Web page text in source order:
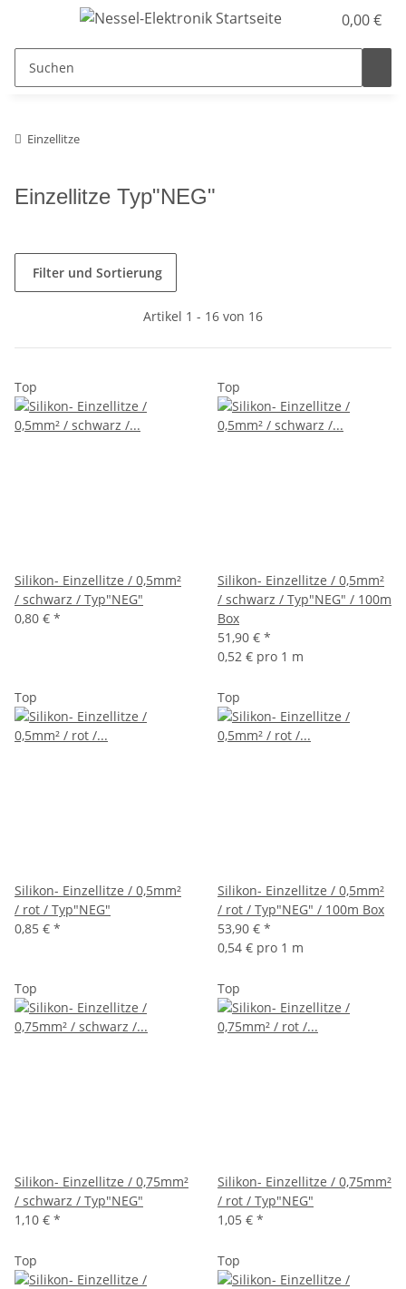
0,00 €
Einzellitze
Einzellitze Typ"NEG"
Filter und Sortierung
Artikel 1 - 16 von 16
Top
Silikon- Einzellitze / 0,5mm²
/ schwarz / Typ"NEG"
0,80 € *
Top
Silikon- Einzellitze / 0,5mm²
/ schwarz / Typ"NEG" / 100m
Box
51,90 € *
0,52 € pro 1 m
Top
Silikon- Einzellitze / 0,5mm²
/ rot / Typ"NEG"
0,85 € *
Top
Silikon- Einzellitze / 0,5mm²
/ rot / Typ"NEG" / 100m Box
53,90 € *
0,54 € pro 1 m
Top
Silikon- Einzellitze / 0,75mm²
/ schwarz / Typ"NEG"
1,10 € *
Top
Silikon- Einzellitze / 0,75mm²
/ rot / Typ"NEG"
1,05 € *
Top Top